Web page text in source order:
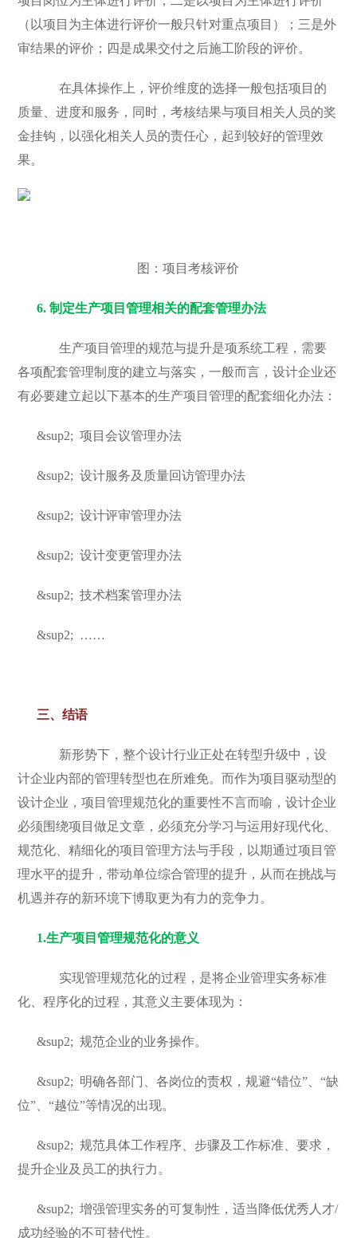
（以项目为主体进行评价一般只针对重点项目）；三是外
审结果的评价；四是成果交付之后施工阶段的评价。
在具体操作上，评价维度的选择一般包括项目的
质量、进度和服务，同时，考核结果与项目相关人员的奖
金挂钩，以强化相关人员的责任心，起到较好的管理效
果。
图：项目考核评价
6.制定生产项目管理相关的配套管理办法
生产项目管理的规范与提升是项系统工程，需要
各项配套管理制度的建立与落实，一般而言，设计企业还
有必要建立起以下基本的生产项目管理的配套细化办法：
&sup2;项目会议管理办法
&sup2;设计服务及质量回访管理办法
&sup2;设计评审管理办法
&sup2;设计变更管理办法
&sup2;技术档案管理办法
&sup2; ……
三、结语
新形势下，整个设计行业正处在转型升级中，设
计企业内部的管理转型也在所难免。而作为项目驱动型的
设计企业，项目管理规范化的重要性不言而喻，设计企业
必须围绕项目做足文章，必须充分学习与运用好现代化、
规范化、精细化的项目管理方法与手段，以期通过项目管
理水平的提升，带动单位综合管理的提升，从而在挑战与
机遇并存的新环境下博取更为有力的竞争力。
1.生产项目管理规范化的意义
实现管理规范化的过程，是将企业管理实务标准
化、程序化的过程，其意义主要体现为：
&sup2;规范企业的业务操作。
&sup2; 明确各部门、各岗位的责权，规避“错位”、“缺
位”、“越位”等情况的出现。
&sup2;规范具体工作程序、步骤及工作标准、要求，
提升企业及员工的执行力。
&sup2;增强管理实务的可复制性，适当降低优秀人才/
成功经验的不可替代性。